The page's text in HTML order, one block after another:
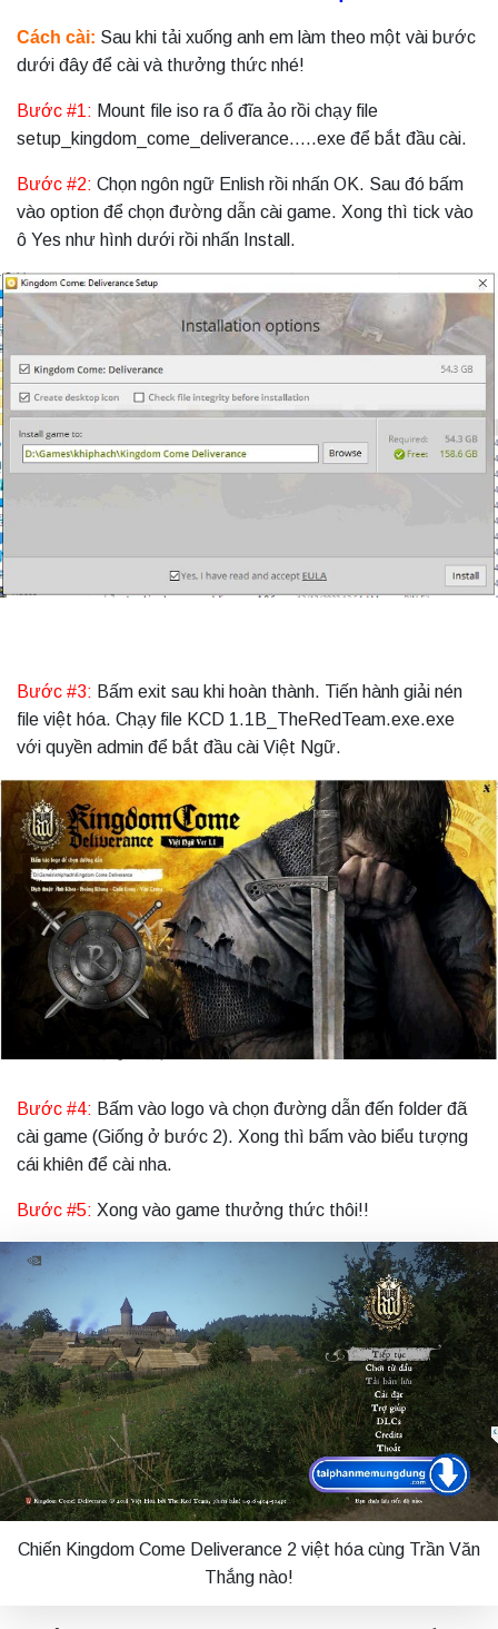
Cách cài: Sau khi tải xuống anh em làm theo một vài bước
dưới đây để cài và thưởng thức nhé!
Bước #1: Mount file iso ra ổ đĩa ảo rồi chạy file
setup_kingdom_come_deliverance…..exe để bắt đầu cài.
Bước #2: Chọn ngôn ngữ Enlish rồi nhấn OK. Sau đó bấm
vào option để chọn đường dẫn cài game. Xong thì tick vào
ô Yes như hình dưới rồi nhấn Install.
Bước #3: Bấm exit sau khi hoàn thành. Tiến hành giải nén
file việt hóa. Chạy file KCD 1.1B_TheRedTeam.exe.exe
với quyền admin để bắt đầu cài Việt Ngữ.
Bước #4: Bấm vào logo và chọn đường dẫn đến folder đã
cài game (Giống ở bước 2). Xong thì bấm vào biểu tượng
cái khiên để cài nha.
Bước #5: Xong vào game thưởng thức thôi!!
Chiến Kingdom Come Deliverance 2 việt hóa cùng Trần Văn
Thắng nào!